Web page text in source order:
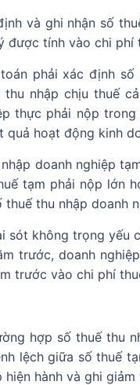
và ghi nhận số
được tính vào chi phí
phải xác định
nhập chịu thuế
thực phải nộp
quả hoạt động kinh
doanh nghiệp
tạm phải nộp lớn
thu nhập doanh
sót không trọng yếu
trước, doanh
trước vào chi phí
hợp số thuế thu
lệch giữa số thuế
hành và ghi